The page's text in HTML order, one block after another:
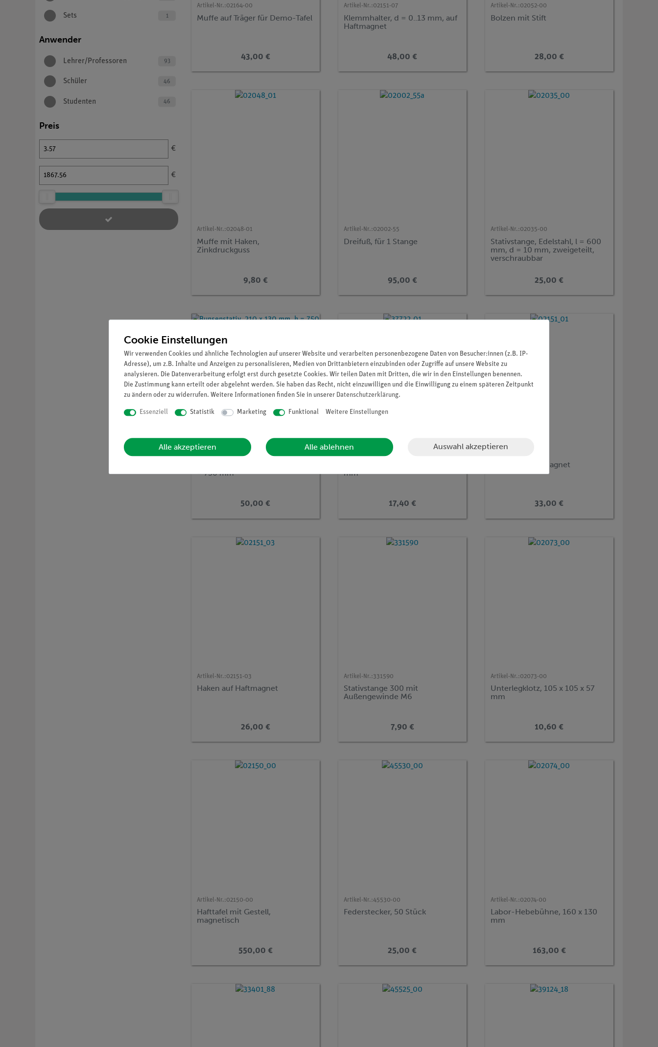
Sets 1
Anwender
Lehrer/Professoren 93
Schüler 46
Studenten 46
Preis
€
€
Artikel-Nr.:02164-00
Muffe auf Träger für Demo-Tafel
43,00 €
Artikel-Nr.:02151-07
Klemmhalter, d = 0..13 mm, auf
Haftmagnet
48,00 €
Artikel-Nr.:02052-00
Bolzen mit Stift
28,00 €
Artikel-Nr.:02048-01
Muffe mit Haken,
Zinkdruckguss
9,80 €
Artikel-Nr.:02002-55
Dreifuß, für 1 Stange
95,00 €
Artikel-Nr.:02035-00
Stativstange, Edelstahl, l = 600
mm, d = 10 mm, zweigeteilt,
verschraubbar
25,00 €
37694-00
= 750 mm
50,00 €
37722-03
mm
17,40 €
Muffe auf Haftmagnet
33,00 €
Artikel-Nr.:02151-03
Haken auf Haftmagnet
26,00 €
Artikel-Nr.:331590
Stativstange 300 mit
Außengewinde M6
7,90 €
Artikel-Nr.:02073-00
Unterlegklotz, 105 x 105 x 57
mm
10,60 €
Artikel-Nr.:02150-00
Hafttafel mit Gestell,
magnetisch
550,00 €
Artikel-Nr.:45530-00
Federstecker, 50 Stück
25,00 €
Artikel-Nr.:02074-00
Labor-Hebebühne, 160 x 130
mm
163,00 €
Cookie Einstellungen
Wir verwenden Cookies und ähnliche Technologien auf unserer Website und verarbeiten personenbezogene Daten von Besucher:innen (z.B. IP-
Adresse), um z.B. Inhalte und Anzeigen zu personalisieren, Medien von Drittanbietern einzubinden oder Zugriffe auf unsere Website zu
analysieren. Die Datenverarbeitung erfolgt erst durch gesetzte Cookies. Wir teilen Daten mit Dritten, die wir in den Einstellungen benennen.
Die Zustimmung kann erteilt oder abgelehnt werden. Sie haben das Recht, nicht einzuwilligen und die Einwilligung zu einem späteren Zeitpunkt
zu ändern oder zu widerrufen. Weitere Informationen finden Sie in unserer Daten­schutz­erklärung.
Essenziell Statistik Marketing Funktional Weitere Einstellungen
Alle akzeptieren Alle ablehnen Auswahl akzeptieren